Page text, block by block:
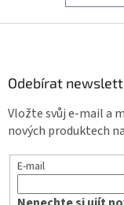
Odebírat
Vložte svůj e-mail a
nových produktech
E-mail